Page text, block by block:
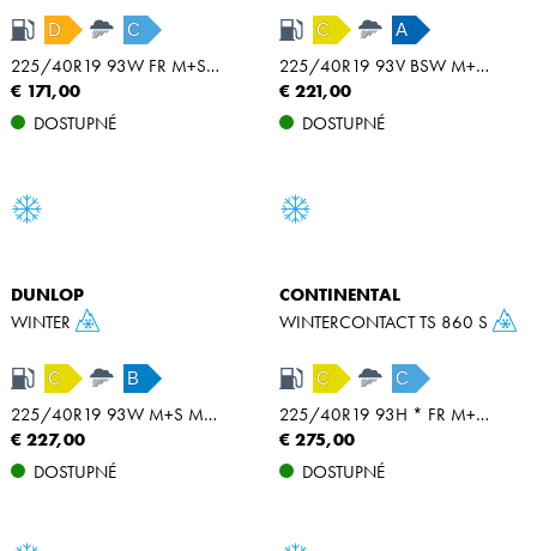
D C
225/40R19 93W FR M+S XL
€ 171,00
DOSTUPNÉ
C A
225/40R19 93V BSW M+S MFS XL
€ 221,00
DOSTUPNÉ
DUNLOP
WINTER
C B
225/40R19 93W M+S MFS XL
€ 227,00
DOSTUPNÉ
CONTINENTAL
WINTERCONTACT TS 860 S
C C
225/40R19 93H * FR M+S SSR XL
€ 275,00
DOSTUPNÉ